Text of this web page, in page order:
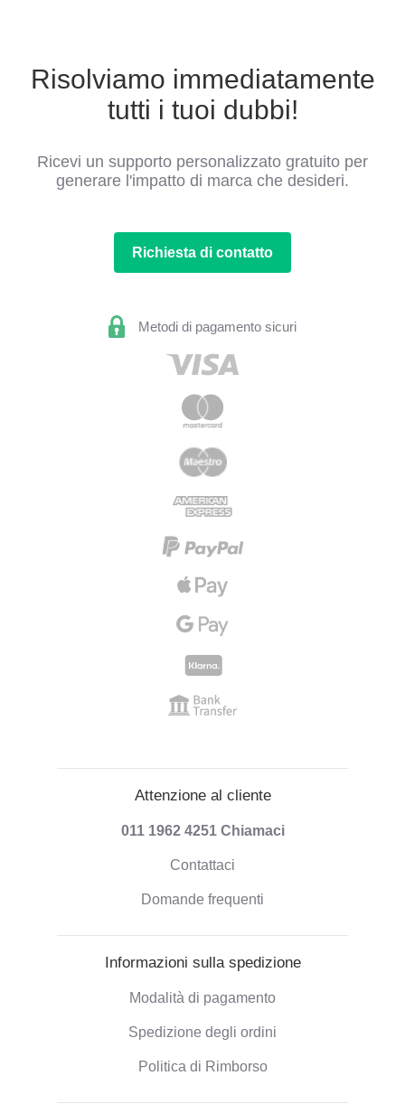
Risolviamo immediatamente
tutti i tuoi dubbi!
Ricevi un supporto personalizzato gratuito per
generare l'impatto di marca che desideri.
Richiesta di contatto
Metodi di pagamento sicuri
Attenzione al cliente
011 1962 4251 Chiamaci
Contattaci
Domande frequenti
Informazioni sulla spedizione
Modalità di pagamento
Spedizione degli ordini
Politica di Rimborso